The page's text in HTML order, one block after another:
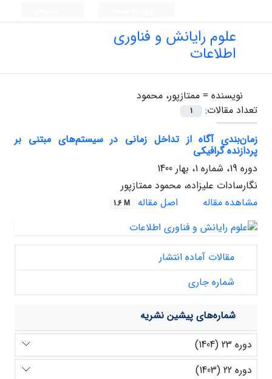
علوم رایانش و فناوری
اطلاعات
نویسنده = ممتازپور، محمود
تعداد مقالات:
1
زمان‌بندی آگاه از تداخل زمانی در سیستم‌های مبتنی بر
پردازنده گرافیکی
دوره 19، شماره 1، بهار 1400
نگارسادات علیزاده، محمود ممتازپور
مشاهده مقاله
اصل مقاله 1.6 M
مقالات آماده انتشار
شماره جاری
شماره‌های پیشین نشریه
دوره 23 (1404)
دوره 22 (1403)